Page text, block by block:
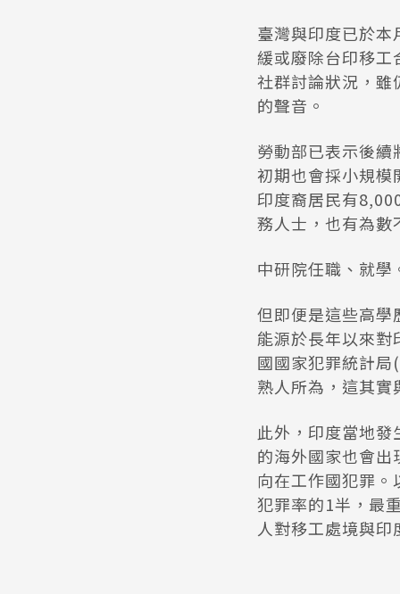
臺灣與印度已於
緩或廢除台印移工
社群討論狀況，
的聲音。
勞動部已表示後
初期也會採小規模
印度裔居民有
務人士，也有為數
中研院任職、就學
但即便是這些高學
能源於長年以來
國國家犯罪統計
熟人所為，這其
此外，印度當地
的海外國家也會
向在工作國犯罪
犯罪率的1半，最
人對移工處境與